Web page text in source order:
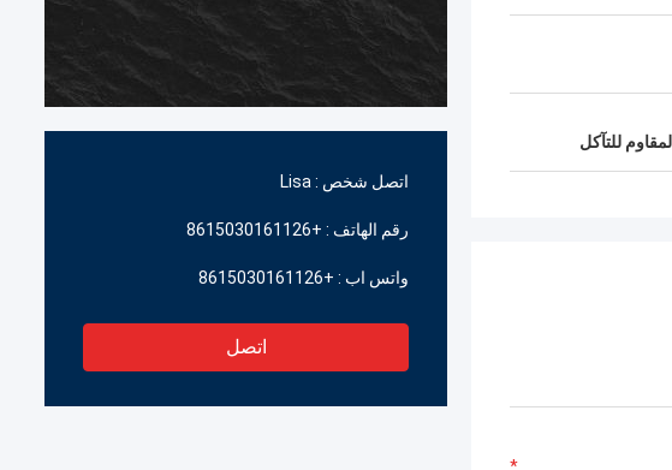
اتصل شخص : Lisa
رقم الهاتف : +8615030161126
واتس اب : +8615030161126
اتصل
للتآكل